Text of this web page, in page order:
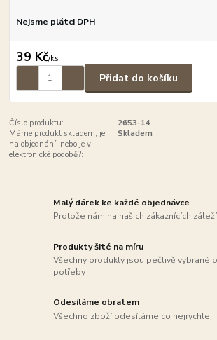
Nejsme plátci DPH
39 Kč/ks
Přidat do košíku
Číslo produktu:
2653-14
Máme produkt skladem, je
na objednání, nebo je v
elektronické podobě?:
Skladem
Malý dárek ke každé objednávce
Protože nám na našich zákaznících záleží
Produkty šité na míru
Všechny produkty jsou pečlivě vybrané
potřeby
Odesíláme obratem
Všechno zboží odesíláme co nejrychleji